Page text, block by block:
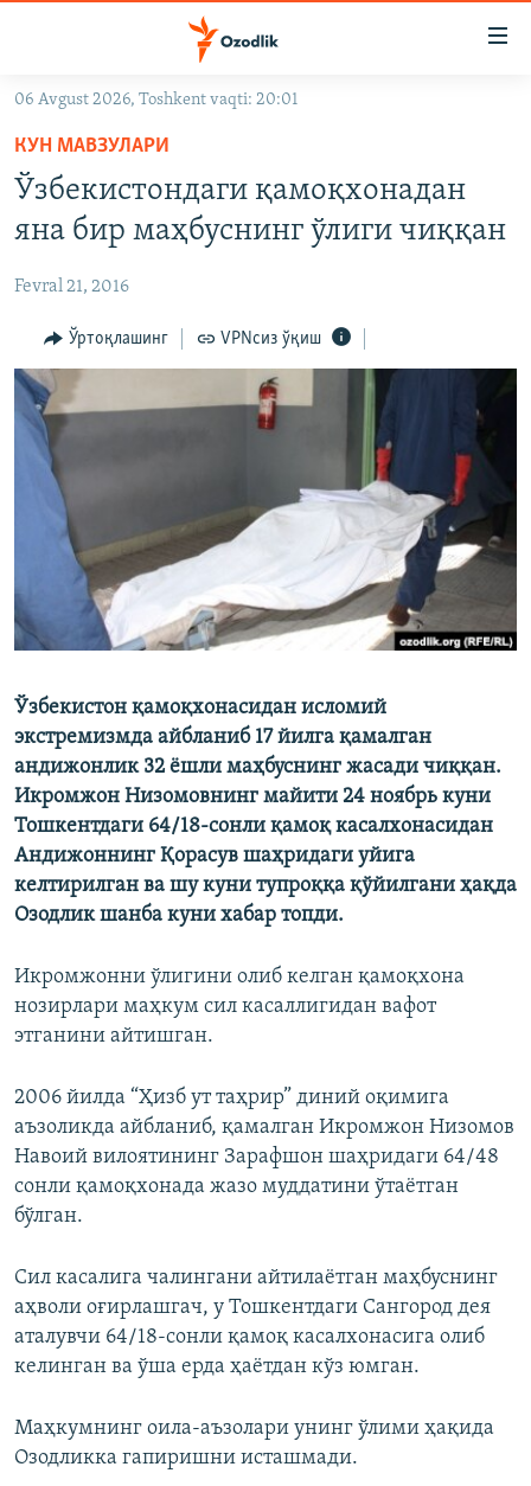
Асосий
навигацияга
ўтинг
Қидиришга
OZODVIDEO
OZODARXIV
На русском
ИЖТИМОИЙ ТАРМОҚЛАР
Озодлик бошқа тилларда
06 Avgust 2026, Toshkent vaqti: 20:01
КУН МАВЗУЛАРИ
Ўзбекистондаги қамоқхонадан
яна бир маҳбуснинг ўлиги чиққан
Fevral 21, 2016
Ўртоқлашинг VPNсиз ўқиш
Ўзбекистон қамоқхонасидан исломий
экстремизмда айбланиб 17 йилга қамалган
андижонлик 32 ёшли маҳбуснинг жасади чиққан.
Икромжон Низомовнинг майити 24 ноябрь куни
Тошкентдаги 64/18-сонли қамоқ касалхонасидан
Андижоннинг Қорасув шаҳридаги уйига
келтирилган ва шу куни тупроққа қўйилгани ҳақда
Озодлик шанба куни хабар топди.
Икромжонни ўлигини олиб келган қамоқхона
нозирлари маҳкум сил касаллигидан вафот
этганини айтишган.
2006 йилда “Ҳизб ут таҳрир” диний оқимига
аъзоликда айбланиб, қамалган Икромжон Низомов
Навоий вилоятининг Зарафшон шаҳридаги 64/48
сонли қамоқхонада жазо муддатини ўтаётган
бўлган.
Сил касалига чалингани айтилаётган маҳбуснинг
аҳволи оғирлашгач, у Тошкентдаги Сангород дея
аталувчи 64/18-сонли қамоқ касалхонасига олиб
келинган ва ўша ерда ҳаётдан кўз юмган.
Маҳкумнинг оила-аъзолари унинг ўлими ҳақида
Озодликка гапиришни исташмади.